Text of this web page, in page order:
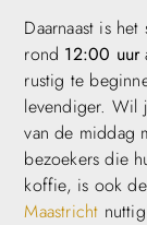
Daarnaast is
rond 12:00 uur
rustig te
levendiger. Wil
van de middag
bezoekers die
koffie, is ook
Maastricht